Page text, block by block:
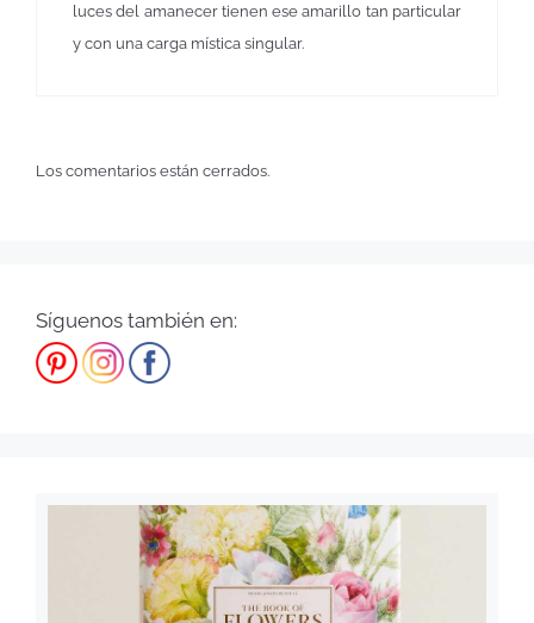
luces del amanecer tienen ese amarillo tan particular
y con una carga mística singular.
Los comentarios están cerrados.
Síguenos también en: